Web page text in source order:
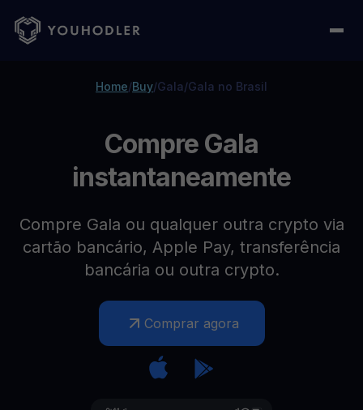
Home/Buy/Gala/Gala no Brasil
Compre Gala
instantaneamente
Compre Gala ou qualquer outra crypto via
cartão bancário, Apple Pay, transferência
bancária ou outra crypto.
Comprar agora